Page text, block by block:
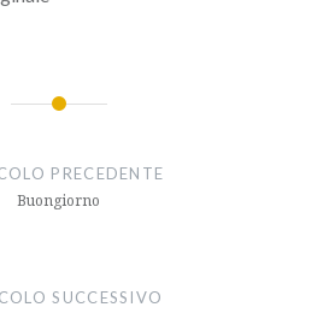
PRECEDENTE
Buongiorno
SUCCESSIVO